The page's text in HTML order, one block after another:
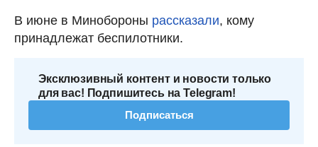
В июне в Минобороны рассказали, кому
принадлежат беспилотники.
Эксклюзивный контент и новости только
для вас! Подпишитесь на Telegram!
Подписаться